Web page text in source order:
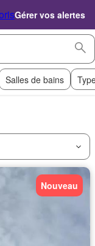
Gérer vos alertes
Salles de bains
Nouveau